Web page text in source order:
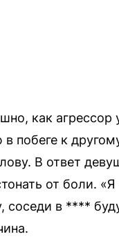
как агрессор
побеге к
В ответ
от боли.
соседи в ****